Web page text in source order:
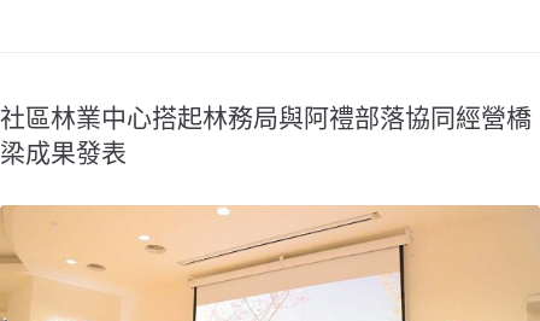
社區林業中心搭起林務局與阿禮部落協同經營橋
梁成果發表